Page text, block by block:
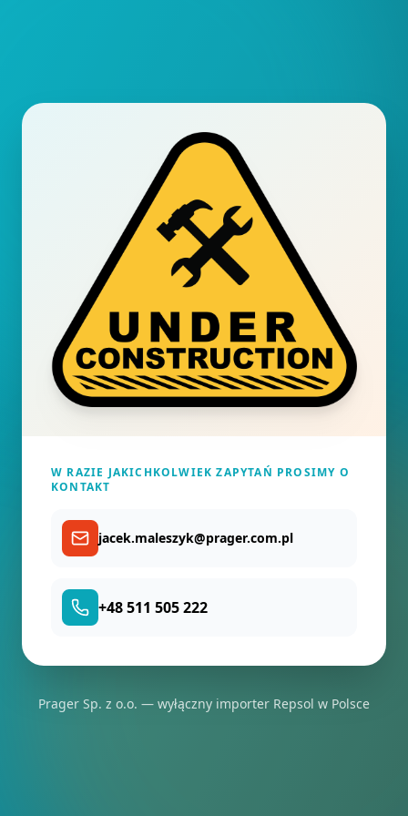
W RAZIE JAKICHKOLWIEK ZAPYTAŃ PROSIMY O
KONTAKT
jacek.maleszyk@prager.com.pl
+48 511 505 222
Prager Sp. z o.o. — wyłączny importer Repsol w Polsce